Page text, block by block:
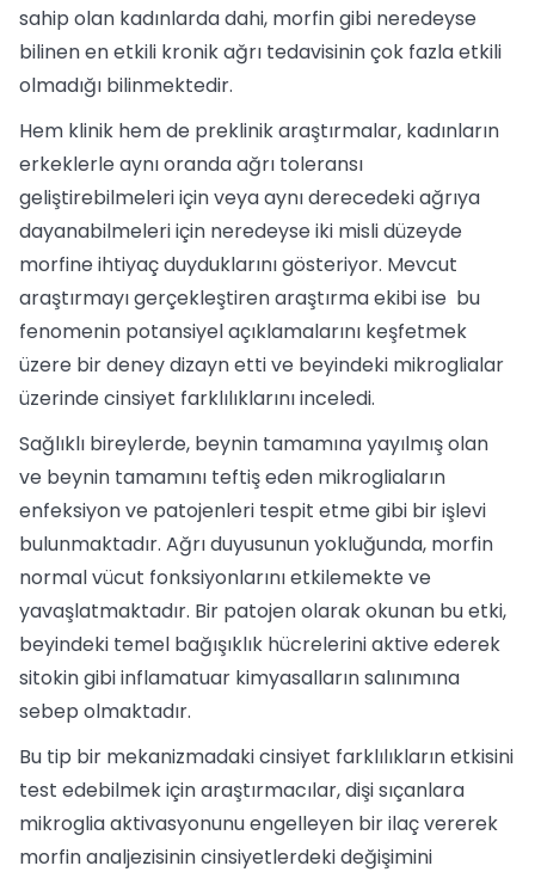
sahip olan kadınlarda dahi, morfin gibi neredeyse
bilinen en etkili kronik ağrı tedavisinin çok fazla etkili
olmadığı bilinmektedir.
Hem klinik hem de preklinik araştırmalar, kadınların
erkeklerle aynı oranda ağrı toleransı
geliştirebilmeleri için veya aynı derecedeki ağrıya
dayanabilmeleri için neredeyse iki misli düzeyde
morfine ihtiyaç duyduklarını gösteriyor. Mevcut
araştırmayı gerçekleştiren araştırma ekibi ise bu
fenomenin potansiyel açıklamalarını keşfetmek
üzere bir deney dizayn etti ve beyindeki mikroglialar
üzerinde cinsiyet farklılıklarını inceledi.
Sağlıklı bireylerde, beynin tamamına yayılmış olan
ve beynin tamamını teftiş eden mikrogliaların
enfeksiyon ve patojenleri tespit etme gibi bir işlevi
bulunmaktadır. Ağrı duyusunun yokluğunda, morfin
normal vücut fonksiyonlarını etkilemekte ve
yavaşlatmaktadır. Bir patojen olarak okunan bu etki,
beyindeki temel bağışıklık hücrelerini aktive ederek
sitokin gibi inflamatuar kimyasalların salınımına
sebep olmaktadır.
Bu tip bir mekanizmadaki cinsiyet farklılıkların etkisini
test edebilmek için araştırmacılar, dişi sıçanlara
mikroglia aktivasyonunu engelleyen bir ilaç vererek
morfin analjezisinin cinsiyetlerdeki değişimini